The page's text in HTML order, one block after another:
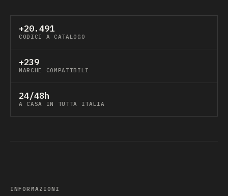
+20.491
CODICI A CATALOGO
+239
MARCHE COMPATIBILI
24/48h
A CASA IN TUTTA ITALIA
INFORMAZIONI